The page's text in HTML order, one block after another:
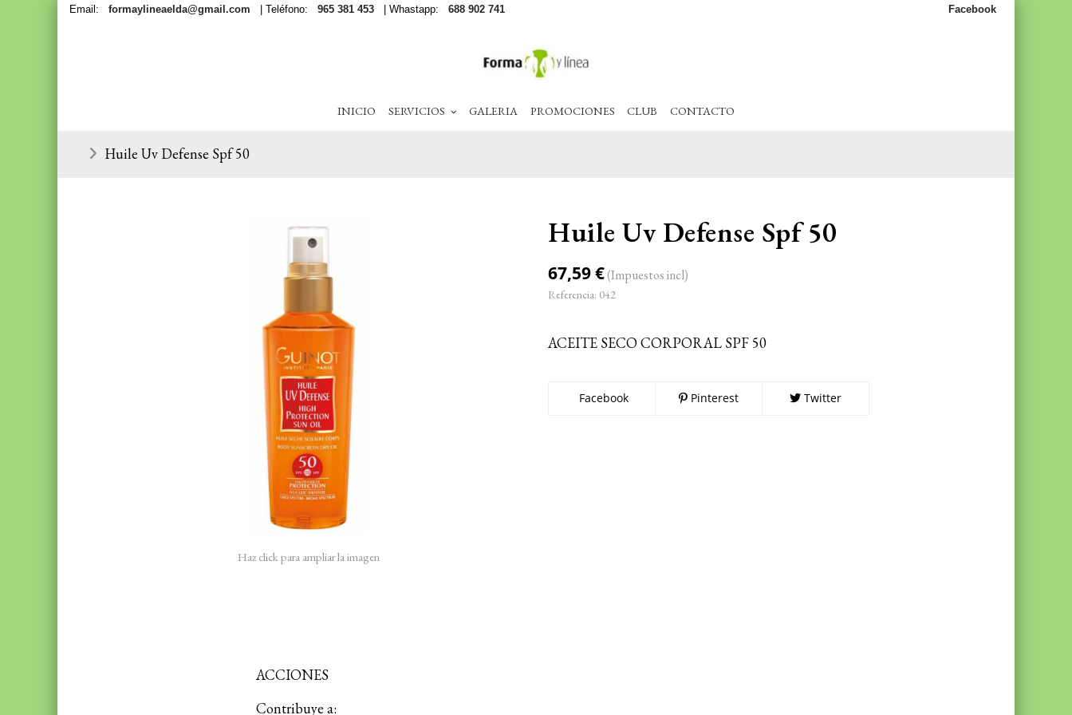
Email: formaylineaelda@gmail.com | Teléfono: 965 381 453 | Whastapp: 688 902 741 Facebook
INICIO SERVICIOS GALERIA PROMOCIONES CLUB CONTACTO
Huile Uv Defense Spf 50
Haz click para ampliar la imagen
Huile Uv Defense Spf 50
67,59 €(Impuestos incl)
Referencia: 042
ACEITE SECO CORPORAL SPF 50
Facebook Pinterest Twitter
ACCIONES
Contribuye a: